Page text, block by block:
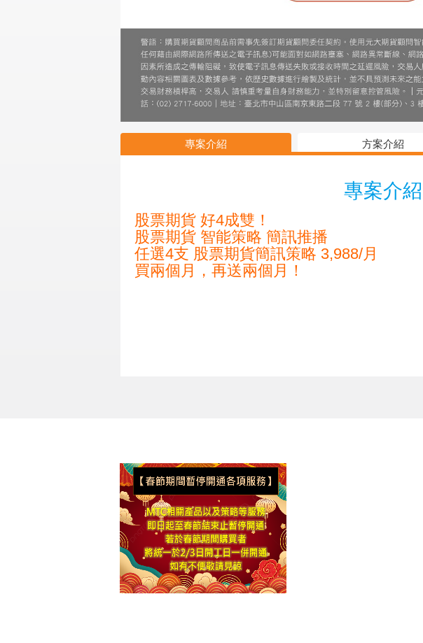
專案介紹 方案介紹
專案介紹
股票期貨 好4成雙！
股票期貨 智能策略 簡訊推播
任選4支 股票期貨簡訊策略 3,988/月
買兩個月，再送兩個月！